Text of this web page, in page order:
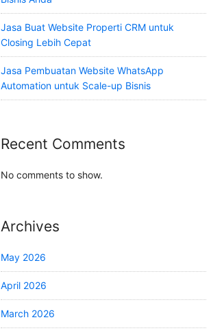
Jasa Buat Website Properti CRM untuk
Closing Lebih Cepat
Jasa Pembuatan Website WhatsApp
Automation untuk Scale-up Bisnis
Recent Comments
No comments to show.
Archives
May 2026
April 2026
March 2026